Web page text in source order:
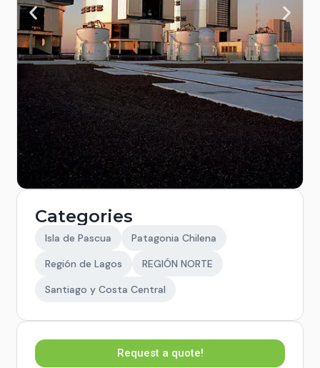
Categories
Isla de Pascua
Patagonia Chilena
Región de Lagos
REGIÓN NORTE
Santiago y Costa Central
Request a quote!